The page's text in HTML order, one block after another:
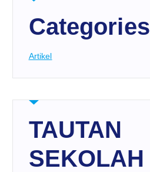
Categories
Artikel
TAUTAN
SEKOLAH